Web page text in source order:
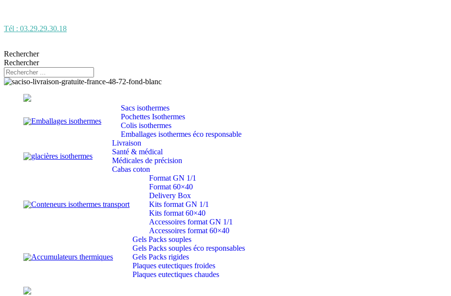
Tél : 03.29.29.30.18
Rechercher
Rechercher
Emballages isothermes
Sacs isothermes
Pochettes Isothermes
Colis isothermes
Emballages isothermes éco responsable
glacières isothermes
Livraison
Santé & médical
Médicales de précision
Cabas coton
Conteneurs isothermes transport
Format GN 1/1
Format 60×40
Delivery Box
Kits format GN 1/1
Kits format 60×40
Accessoires format GN 1/1
Accessoires format 60×40
Accumulateurs thermiques
Gels Packs souples
Gels Packs souples éco responsables
Gels Packs rigides
Plaques eutectiques froides
Plaques eutectiques chaudes